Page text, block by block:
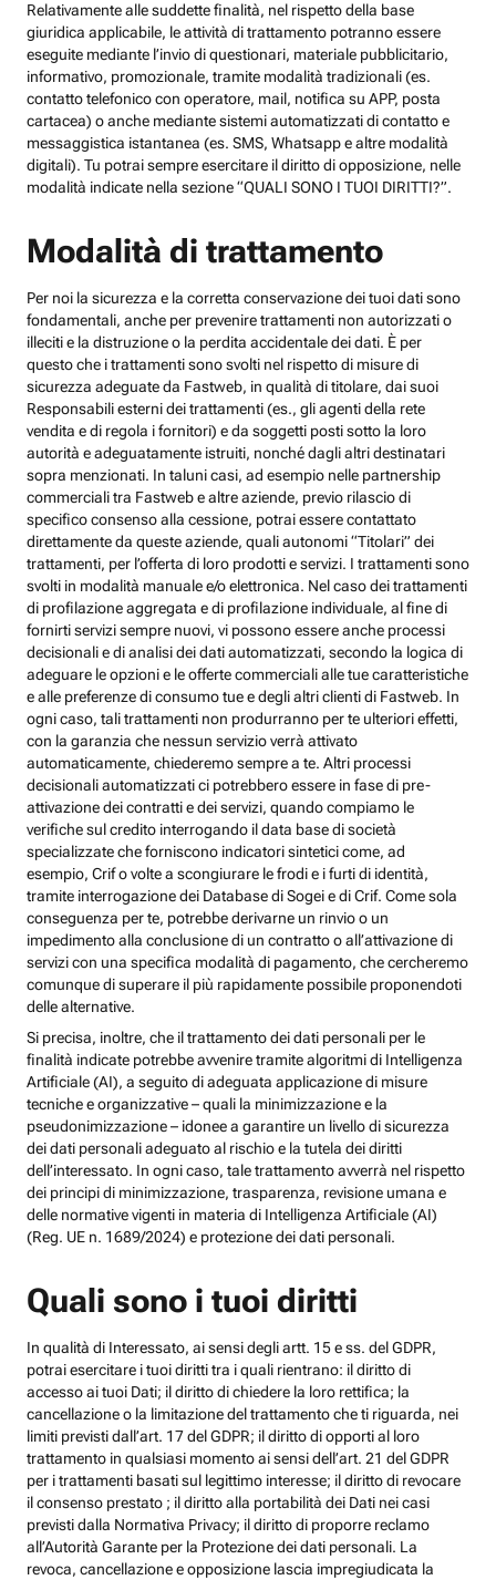
Relativamente alle suddette finalità, nel rispetto della base
giuridica applicabile, le attività di trattamento potranno essere
eseguite mediante l’invio di questionari, materiale pubblicitario,
informativo, promozionale, tramite modalità tradizionali (es.
contatto telefonico con operatore, mail, notifica su APP, posta
cartacea) o anche mediante sistemi automatizzati di contatto e
messaggistica istantanea (es. SMS, Whatsapp e altre modalità
digitali). Tu potrai sempre esercitare il diritto di opposizione, nelle
modalità indicate nella sezione “QUALI SONO I TUOI DIRITTI?”.
Modalità di trattamento
Per noi la sicurezza e la corretta conservazione dei tuoi dati sono
fondamentali, anche per prevenire trattamenti non autorizzati o
illeciti e la distruzione o la perdita accidentale dei dati. È per
questo che i trattamenti sono svolti nel rispetto di misure di
sicurezza adeguate da Fastweb, in qualità di titolare, dai suoi
Responsabili esterni dei trattamenti (es., gli agenti della rete
vendita e di regola i fornitori) e da soggetti posti sotto la loro
autorità e adeguatamente istruiti, nonché dagli altri destinatari
sopra menzionati. In taluni casi, ad esempio nelle partnership
commerciali tra Fastweb e altre aziende, previo rilascio di
specifico consenso alla cessione, potrai essere contattato
direttamente da queste aziende, quali autonomi “Titolari” dei
trattamenti, per l’offerta di loro prodotti e servizi. I trattamenti sono
svolti in modalità manuale e/o elettronica. Nel caso dei trattamenti
di profilazione aggregata e di profilazione individuale, al fine di
fornirti servizi sempre nuovi, vi possono essere anche processi
decisionali e di analisi dei dati automatizzati, secondo la logica di
adeguare le opzioni e le offerte commerciali alle tue caratteristiche
e alle preferenze di consumo tue e degli altri clienti di Fastweb. In
ogni caso, tali trattamenti non produrranno per te ulteriori effetti,
con la garanzia che nessun servizio verrà attivato
automaticamente, chiederemo sempre a te. Altri processi
decisionali automatizzati ci potrebbero essere in fase di pre-
attivazione dei contratti e dei servizi, quando compiamo le
verifiche sul credito interrogando il data base di società
specializzate che forniscono indicatori sintetici come, ad
esempio, Crif o volte a scongiurare le frodi e i furti di identità,
tramite interrogazione dei Database di Sogei e di Crif. Come sola
conseguenza per te, potrebbe derivarne un rinvio o un
impedimento alla conclusione di un contratto o all’attivazione di
servizi con una specifica modalità di pagamento, che cercheremo
comunque di superare il più rapidamente possibile proponendoti
delle alternative.
Si precisa, inoltre, che il trattamento dei dati personali per le
finalità indicate potrebbe avvenire tramite algoritmi di Intelligenza
Artificiale (AI), a seguito di adeguata applicazione di misure
tecniche e organizzative – quali la minimizzazione e la
pseudonimizzazione – idonee a garantire un livello di sicurezza
dei dati personali adeguato al rischio e la tutela dei diritti
dell’interessato. In ogni caso, tale trattamento avverrà nel rispetto
dei principi di minimizzazione, trasparenza, revisione umana e
delle normative vigenti in materia di Intelligenza Artificiale (AI)
(Reg. UE n. 1689/2024) e protezione dei dati personali.
Quali sono i tuoi diritti
In qualità di Interessato, ai sensi degli artt. 15 e ss. del GDPR,
potrai esercitare i tuoi diritti tra i quali rientrano: il diritto di
accesso ai tuoi Dati; il diritto di chiedere la loro rettifica; la
cancellazione o la limitazione del trattamento che ti riguarda, nei
limiti previsti dall’art. 17 del GDPR; il diritto di opporti al loro
trattamento in qualsiasi momento ai sensi dell’art. 21 del GDPR
per i trattamenti basati sul legittimo interesse; il diritto di revocare
il consenso prestato ; il diritto alla portabilità dei Dati nei casi
previsti dalla Normativa Privacy; il diritto di proporre reclamo
all’Autorità Garante per la Protezione dei dati personali. La
revoca, cancellazione e opposizione lascia impregiudicata la